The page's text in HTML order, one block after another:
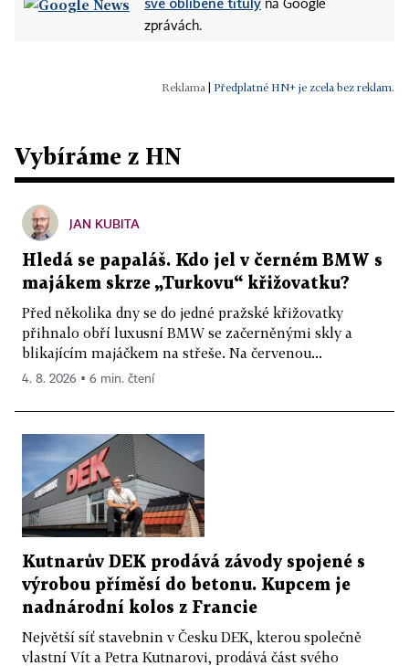
na Google
zprávách.
Předplatné HN+ je zcela bez reklam.
Vybíráme z HN
JAN KUBITA
Hledá se papaláš. Kdo jel v černém BMW s
majákem skrze „Turkovu“ křižovatku?
Před několika dny se do jedné pražské křižovatky
přihnalo obří luxusní BMW se začerněnými skly a
blikajícím majáčkem na střeše. Na červenou...
4. 8. 2026 ▪ 6 min. čtení
Kutnarův DEK prodává závody spojené s
výrobou příměsí do betonu. Kupcem je
nadnárodní kolos z Francie
Největší síť stavebnin v Česku DEK, kterou společně
vlastní Vít a Petra Kutnarovi, prodává část svého